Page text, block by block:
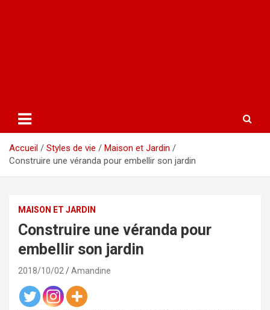
Accueil Styles de vie
Maison et Jardin
Construire une véranda pour embellir son jardin
MAISON ET JARDIN
Construire une véranda pour
embellir son jardin
2018/10/02 Amandine